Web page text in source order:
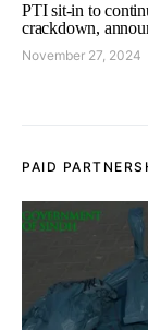
PTI sit-in to
crackdown,
November 27, 2024
PAID